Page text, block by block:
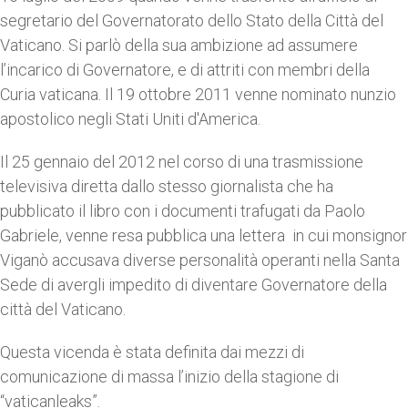
segretario del Governatorato dello Stato della Città del
Vaticano. Si parlò della sua ambizione ad assumere
l’incarico di Governatore, e di attriti con membri della
Curia vaticana. Il 19 ottobre 2011 venne nominato nunzio
apostolico negli Stati Uniti d'America.
Il 25 gennaio del 2012 nel corso di una trasmissione
televisiva diretta dallo stesso giornalista che ha
pubblicato il libro con i documenti trafugati da Paolo
Gabriele, venne resa pubblica una lettera in cui monsignor
Viganò accusava diverse personalità operanti nella Santa
Sede di avergli impedito di diventare Governatore della
città del Vaticano.
Questa vicenda è stata definita dai mezzi di
comunicazione di massa l’inizio della stagione di
“vaticanleaks”.